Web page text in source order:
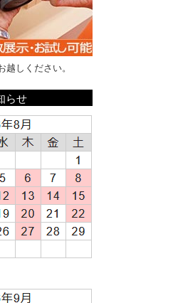
越しください。
らせ